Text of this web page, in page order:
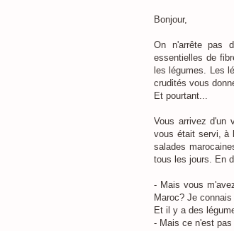
Bonjour,
On n'arrête pas
essentielles de
les légumes. Les
crudités vous
Et pourtant...
Vous arrivez d'un
vous était servi, à
salades
tous les jours. En
- Mais vous
Maroc? Je
Et il y a des
- Mais ce n'est